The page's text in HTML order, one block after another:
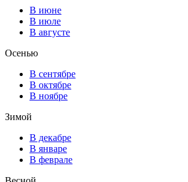
В июне
В июле
В августе
Осенью
В сентябре
В октябре
В ноябре
Зимой
В декабре
В январе
В феврале